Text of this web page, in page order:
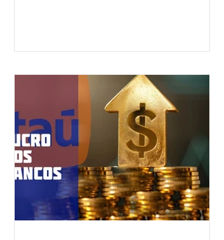
negociação encerrou a discussão das
cláusulas econômicas e sindicais da
minuta, e a representação dos
funcionários cobrou que o banco
apresente uma proposta c